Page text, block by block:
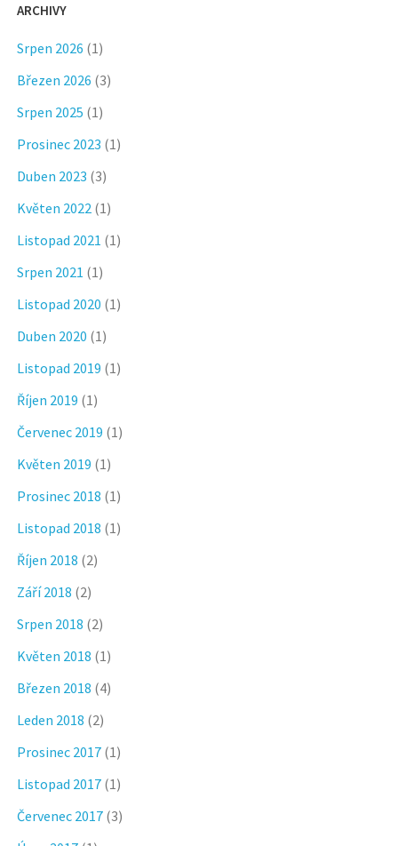
ARCHIVY
Srpen 2026 (1)
Březen 2026 (3)
Srpen 2025 (1)
Prosinec 2023 (1)
Duben 2023 (3)
Květen 2022 (1)
Listopad 2021 (1)
Srpen 2021 (1)
Listopad 2020 (1)
Duben 2020 (1)
Listopad 2019 (1)
Říjen 2019 (1)
Červenec 2019 (1)
Květen 2019 (1)
Prosinec 2018 (1)
Listopad 2018 (1)
Říjen 2018 (2)
Září 2018 (2)
Srpen 2018 (2)
Květen 2018 (1)
Březen 2018 (4)
Leden 2018 (2)
Prosinec 2017 (1)
Listopad 2017 (1)
Červenec 2017 (3)